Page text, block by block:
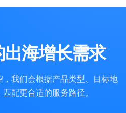
海增长需求
我们会根据产品类型、目标地
配更合适的服务路径。